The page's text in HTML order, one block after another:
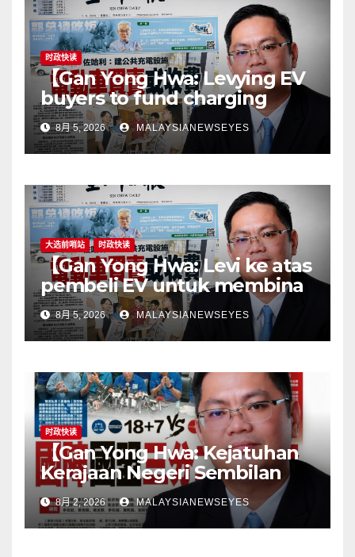
时政快读
【Gan Yong Hwa: Levying EV
buyers to fund charging
stations puts the cart before
the horseGovernment must
first remove infrastructure
responsibility to
consumers】
8月 5, 2026 MALAYSIANEWSEYES
大选前哨站 时政快读
【Gan Yong Hwa: Levi ke atas
pembeli EV untuk membina
stesen pengecasan satu
langkah songsangKerajaan
perlu tangani kekangan
jangan pindahkan
tanggungjawab kepada
pengguna】
8月 5, 2026 MALAYSIANEWSEYES
时政快读
【Gan Yong Hwa: Kejatuhan
Kerajaan Negeri Sembilan
Adalah Undi Tidak Percaya
Terhadap Pentadbiran
Anwar Harga Barang
8月 2, 2026 MALAYSIANEWSEYES